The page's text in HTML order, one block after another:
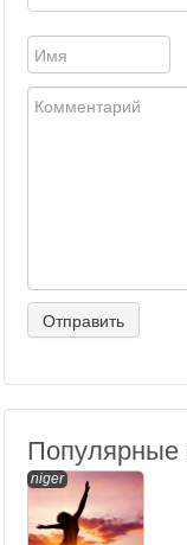
Популярные
niger